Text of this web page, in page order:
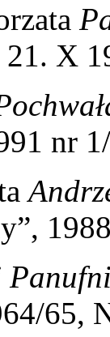
21. X
nr
65,